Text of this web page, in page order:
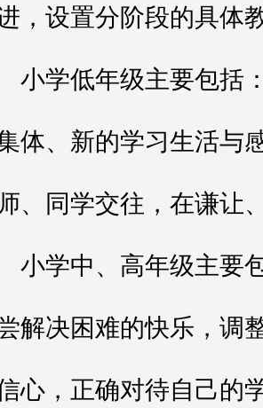
，设置分阶段的具体
小学低年级主要包括
体、新的学习生活与
、同学交往，在谦让
小学中、高年级主要
解决困难的快乐，调
心，正确对待自己的